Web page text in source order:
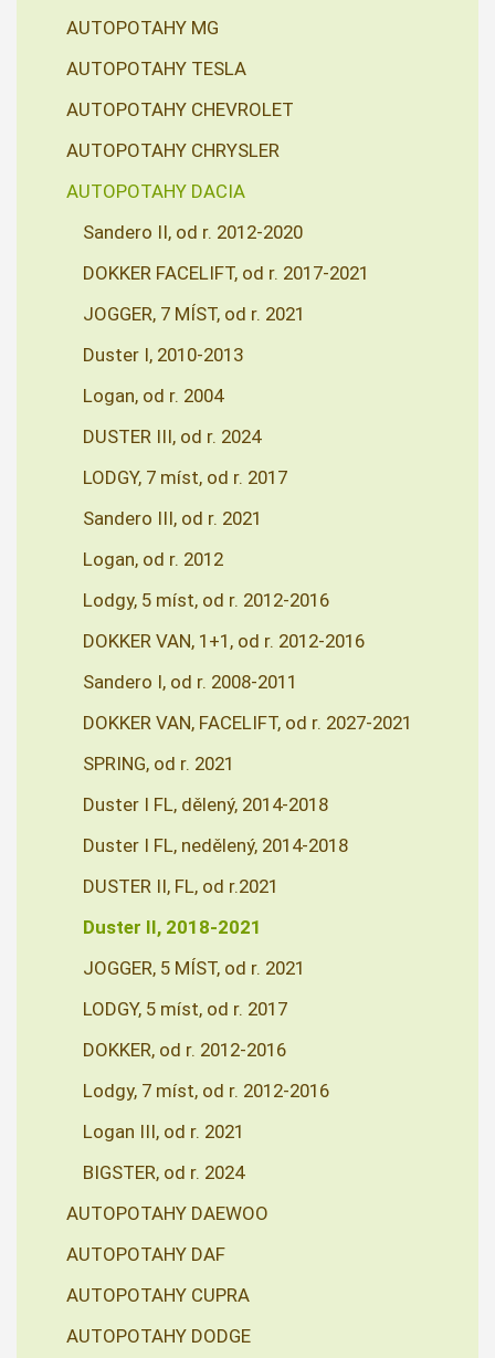
AUTOPOTAHY MG
AUTOPOTAHY TESLA
AUTOPOTAHY CHEVROLET
AUTOPOTAHY CHRYSLER
AUTOPOTAHY DACIA
Sandero II, od r. 2012-2020
DOKKER FACELIFT, od r. 2017-2021
JOGGER, 7 MÍST, od r. 2021
Duster I, 2010-2013
Logan, od r. 2004
DUSTER III, od r. 2024
LODGY, 7 míst, od r. 2017
Sandero III, od r. 2021
Logan, od r. 2012
Lodgy, 5 míst, od r. 2012-2016
DOKKER VAN, 1+1, od r. 2012-2016
Sandero I, od r. 2008-2011
DOKKER VAN, FACELIFT, od r. 2027-2021
SPRING, od r. 2021
Duster I FL, dělený, 2014-2018
Duster I FL, nedělený, 2014-2018
DUSTER II, FL, od r.2021
Duster II, 2018-2021
JOGGER, 5 MÍST, od r. 2021
LODGY, 5 míst, od r. 2017
DOKKER, od r. 2012-2016
Lodgy, 7 míst, od r. 2012-2016
Logan III, od r. 2021
BIGSTER, od r. 2024
AUTOPOTAHY DAEWOO
AUTOPOTAHY DAF
AUTOPOTAHY CUPRA
AUTOPOTAHY DODGE